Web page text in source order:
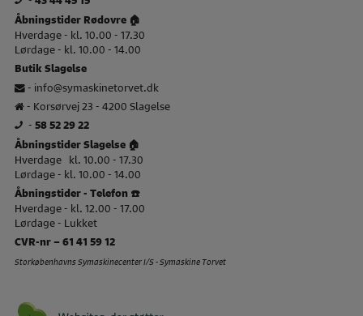
Åbningstider Rødovre 🏠
Hverdage - kl. 10.00 - 17.30
Lørdage - kl. 10.00 - 14.00
Butik Slagelse
- info@symaskinetorvet.dk
- Korsørvej 23 - 4200 Slagelse
- 58 52 29 22
Åbningstider Slagelse 🏠
Hverdage kl. 10.00 - 17.30
Lørdage - kl. 10.00 - 14.00
Åbningstider - Telefon ☎️
Hverdage - kl. 12.00 - 17.00
Lørdage - Lukket
CVR-nr – 61 41 59 12
Storkøbenhavns Symaskinecenter I/S - Symaskine Torvet